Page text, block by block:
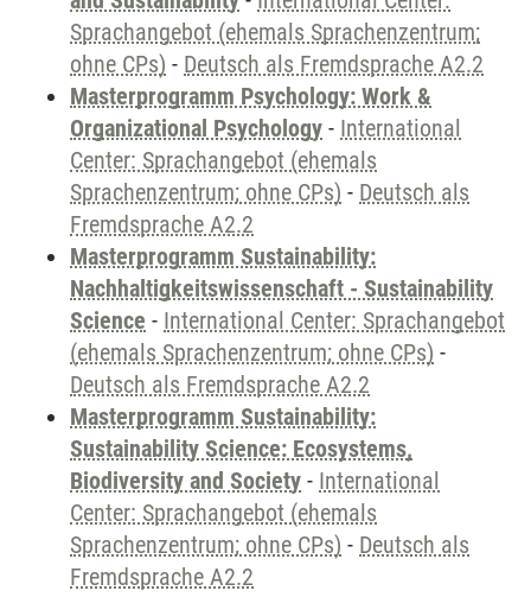
Sprachangebot (ehemals Sprachenzentrum;
ohne CPs) - Deutsch als Fremdsprache A2.2
Masterprogramm Psychology: Work &
Organizational Psychology - International
Center: Sprachangebot (ehemals
Sprachenzentrum; ohne CPs) - Deutsch als
Fremdsprache A2.2
Masterprogramm Sustainability:
Nachhaltigkeitswissenschaft - Sustainability
Science - International Center: Sprachangebot
(ehemals Sprachenzentrum; ohne CPs) -
Deutsch als Fremdsprache A2.2
Masterprogramm Sustainability:
Sustainability Science: Ecosystems,
Biodiversity and Society - International
Center: Sprachangebot (ehemals
Sprachenzentrum; ohne CPs) - Deutsch als
Fremdsprache A2.2